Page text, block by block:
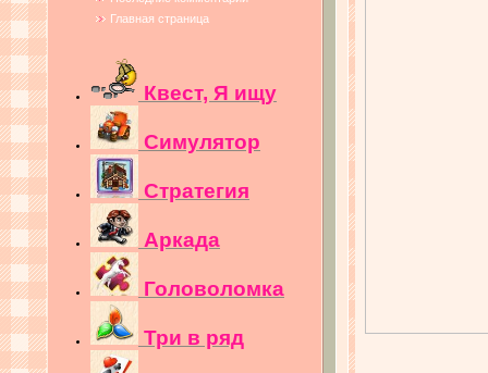
Главная страница
Квест, Я ищу
Симулятор
Стратегия
Аркада
Головоломка
Три в ряд